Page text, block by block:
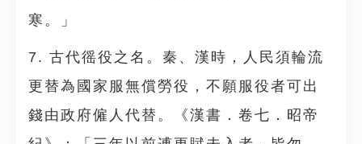
寒。」
7. 古代徭役之名。秦、漢時，人民須輪流
更替為國家服無償勞役，不願服役者可出
錢由政府僱人代替。《漢書．卷七．昭帝